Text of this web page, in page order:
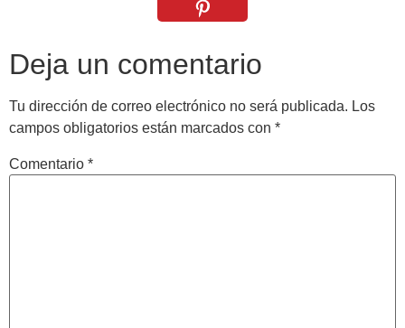
Deja un comentario
Tu dirección de correo electrónico no será publicada. Los
campos obligatorios están marcados con *
Comentario *